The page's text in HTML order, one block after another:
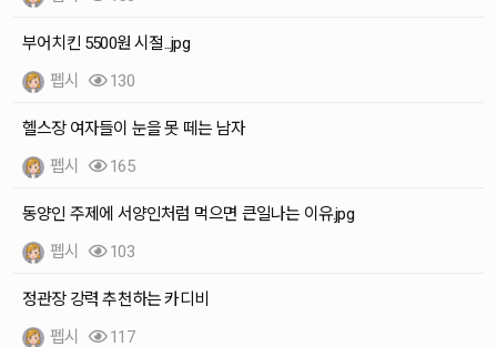
부어치킨 5500원 시절...jpg
펩시
130
헬스장 여자들이 눈을 못 떼는 남자
펩시
165
동양인 주제에 서양인처럼 먹으면 큰일나는 이유.jpg
펩시
103
정관장 강력 추천하는 카디비
펩시
117